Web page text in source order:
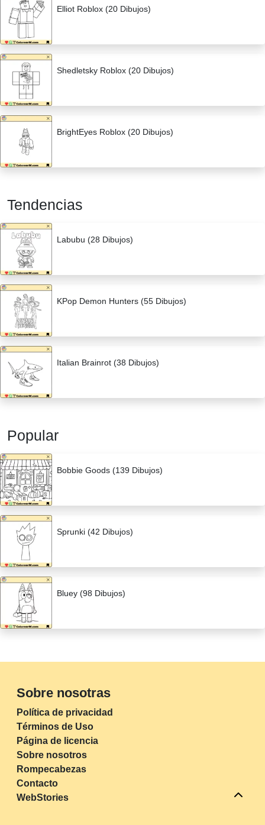
Elliot Roblox (20 Dibujos)
Shedletsky Roblox (20 Dibujos)
BrightEyes Roblox (20 Dibujos)
Tendencias
Labubu (28 Dibujos)
KPop Demon Hunters (55 Dibujos)
Italian Brainrot (38 Dibujos)
Popular
Bobbie Goods (139 Dibujos)
Sprunki (42 Dibujos)
Bluey (98 Dibujos)
Sobre nosotras
Política de privacidad
Términos de Uso
Página de licencia
Sobre nosotros
Rompecabezas
Contacto
WebStories